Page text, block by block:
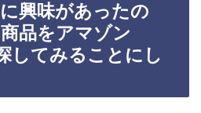
興味があったの
品をアマゾン
してみることにし